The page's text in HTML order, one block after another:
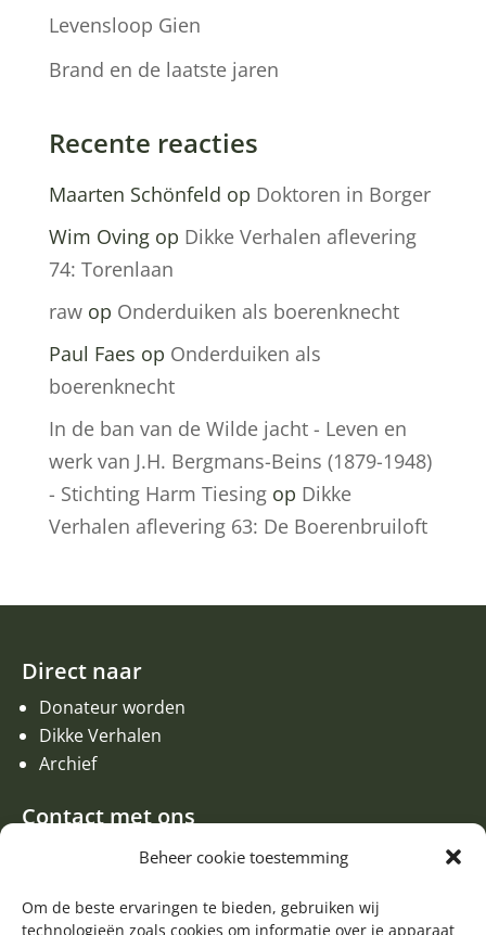
Beheer cookie toestemming
Om de beste ervaringen te bieden, gebruiken wij
technologieën zoals cookies om informatie over je apparaat
Levensloop Gien
Brand en de laatste jaren
Recente reacties
Maarten Schönfeld op Doktoren in Borger
Wim Ovingop Dikke Verhalen aflevering
74: Torenlaan
rawop Onderduiken als boerenknecht
Paul Faes op Onderduiken als
boerenknecht
In de ban van de Wilde jacht - Leven en
werk van J.H. Bergmans-Beins (1879-1948)
- Stichting Harm Tiesingop Dikke
Verhalen aflevering 63: De Boerenbruiloft
Direct naar
Donateur worden
Dikke Verhalen
Archief
Contact met ons
Een aanvraag of oproep plaatsen
Contact met de redactie van de Zwerfsteen